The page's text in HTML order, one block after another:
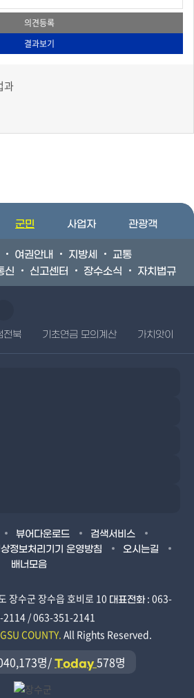
과
군민 사업자 관광객
여권안내 지방세
교통
신 신고센터 장수소식 자치법규
전북 기초연금 모의계산 가치앗이
뷰어다운로드
검색서비스
정보처리기기 운영방침
오시는길
배너모음
장수군 장수읍 호비로 10 대표전화: 063-
2114 / 063-351-2141
COUNTY. All Rights Reserved.
명/ Today 578명